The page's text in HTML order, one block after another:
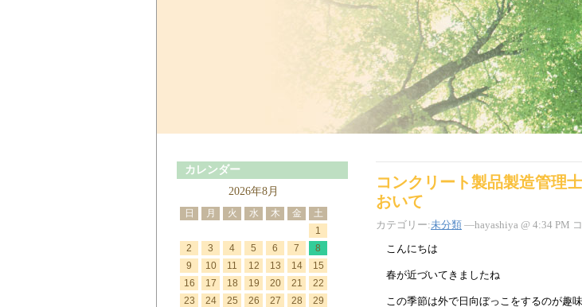
コンクリート製品製造管理
おいて
カテゴリー:未分類 —hayashiya @ 4:34 PM
こんにちは
春が近づいてきましたね
この季節は外で日向ぼっこをするのが趣
カレンダー
2026年8月
日 月 火 水 木 金
土
1
2
3 4 5 6 7
8
9
10 11 12 13 14
15
16
17 18 19 20 21
22
23
24 25 26 27 28
29